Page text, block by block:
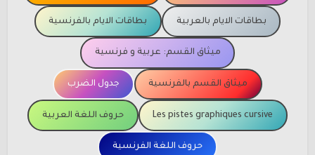
بطاقات الايام بالعربية بطاقات الايام بالفرنسية
ميثاق القسم: عربية و فرنسية
ميثاق القسم بالفرنسية جدول الضرب
Les pistes graphiques cursive حروف اللغة العربية
حروف اللغة الفرنسية